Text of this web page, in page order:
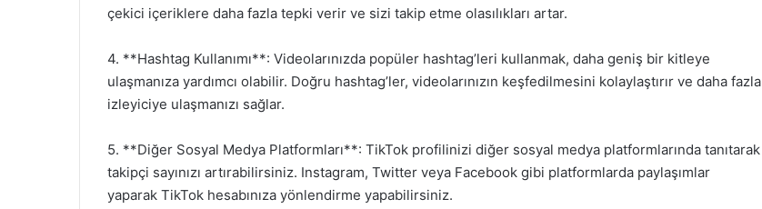
çekici içeriklere daha fazla tepki verir ve sizi takip etme olasılıkları artar.
4. **Hashtag Kullanımı**: Videolarınızda popüler hashtag’leri kullanmak, daha geniş bir kitleye
ulaşmanıza yardımcı olabilir. Doğru hashtag’ler, videolarınızın keşfedilmesini kolaylaştırır ve daha fazla
izleyiciye ulaşmanızı sağlar.
5. **Diğer Sosyal Medya Platformları**: TikTok profilinizi diğer sosyal medya platformlarında tanıtarak
takipçi sayınızı artırabilirsiniz. Instagram, Twitter veya Facebook gibi platformlarda paylaşımlar
yaparak TikTok hesabınıza yönlendirme yapabilirsiniz.